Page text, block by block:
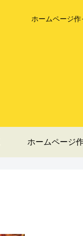
ホームページ
ホームページ